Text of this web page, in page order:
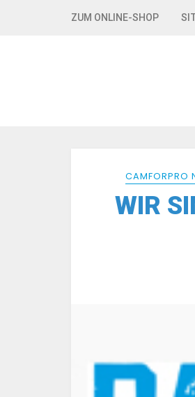
ZUM ONLINE-SHOP
CAMFORPRO
WIR